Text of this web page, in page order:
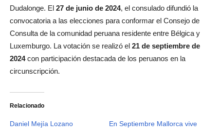
Dudalonge. El 27 de junio de 2024, el consulado difundió la
convocatoria a las elecciones para conformar el Consejo de
Consulta de la comunidad peruana residente entre Bélgica y
Luxemburgo. La votación se realizó el 21 de septiembre de
2024con participación destacada de los peruanos en la
circunscripción.
Relacionado
Daniel Mejía Lozano
En Septiembre Mallorca vive